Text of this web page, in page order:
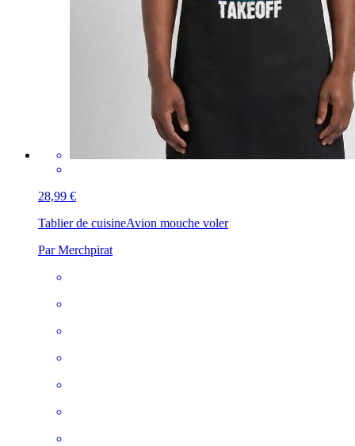
28,99 €
Tablier de cuisineAvion mouche voler
Par Merchpirat